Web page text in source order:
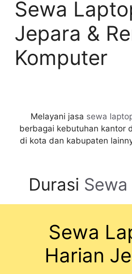
Sewa
Jepara &
Komputer
Melayani jasa sewa
berbagai kebutuhan kantor
di kota dan kabupaten
Durasi
Sewa
Harian